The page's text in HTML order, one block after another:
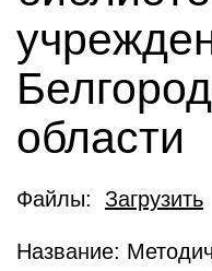
области
Файлы: Загрузить
Название: